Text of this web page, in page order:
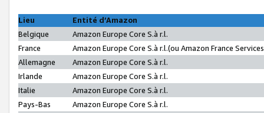
Lieu
Entité d’Amazon
Belgique
Amazon Europe Core S.à r.l.
France
Amazon Europe Core S.à r.l.(ou Amazon France
Allemagne
Amazon Europe Core S.à r.l.
Irlande
Amazon Europe Core S.à r.l.
Italie
Amazon Europe Core S.à r.l.
Pays-Bas
Amazon Europe Core S.à r.l.